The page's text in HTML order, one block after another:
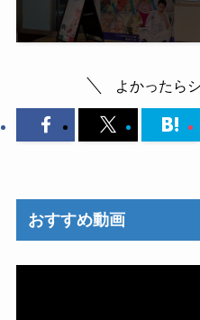
よかったら
おすすめ動画